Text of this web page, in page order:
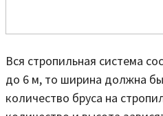
Вся стропильная система
до 6 м, то ширина должна
количество бруса на